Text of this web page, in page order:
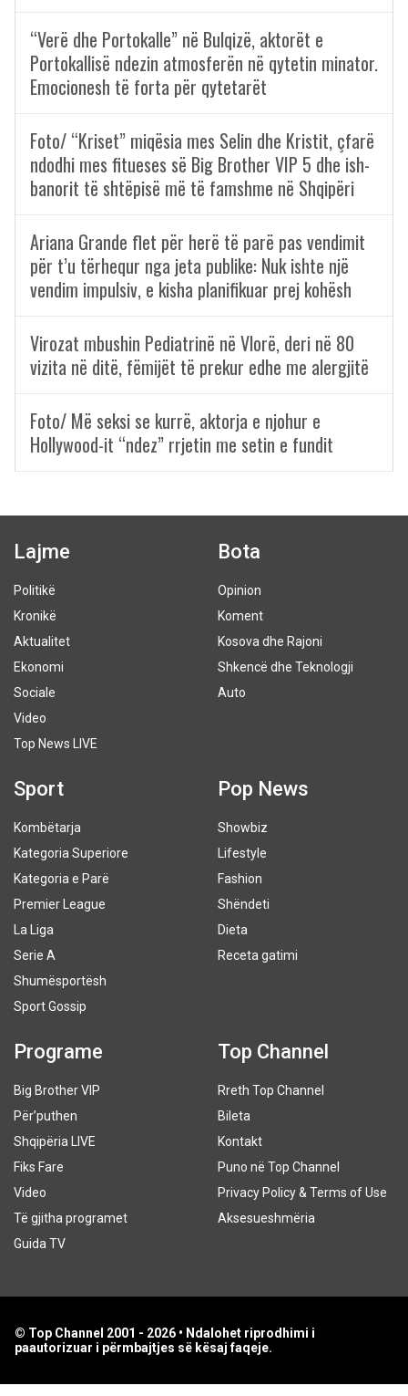
“Verë dhe Portokalle” në Bulqizë, aktorët e
Portokallisë ndezin atmosferën në qytetin minator.
Emocionesh të forta për qytetarët
Foto/ “Kriset” miqësia mes Selin dhe Kristit, çfarë
ndodhi mes fitueses së Big Brother VIP 5 dhe ish-
banorit të shtëpisë më të famshme në Shqipëri
Ariana Grande flet për herë të parë pas vendimit
për t’u tërhequr nga jeta publike: Nuk ishte një
vendim impulsiv, e kisha planifikuar prej kohësh
Virozat mbushin Pediatrinë në Vlorë, deri në 80
vizita në ditë, fëmijët të prekur edhe me alergjitë
Foto/ Më seksi se kurrë, aktorja e njohur e
Hollywood-it “ndez” rrjetin me setin e fundit
Lajme
Politikë
Kronikë
Aktualitet
Ekonomi
Sociale
Video
Top News LIVE
Bota
Opinion
Koment
Kosova dhe Rajoni
Shkencë dhe Teknologji
Auto
Sport
Kombëtarja
Kategoria Superiore
Kategoria e Parë
Premier League
La Liga
Serie A
Shumësportësh
Sport Gossip
Pop News
Showbiz
Lifestyle
Fashion
Shëndeti
Dieta
Receta gatimi
Programe
Big Brother VIP
Për’puthen
Shqipëria LIVE
Fiks Fare
Video
Të gjitha programet
Guida TV
Top Channel
Rreth Top Channel
Bileta
Kontakt
Puno në Top Channel
Privacy Policy & Terms of Use
Aksesueshmëria
© Top Channel 2001 - 2026 • Ndalohet riprodhimi i
paautorizuar i përmbajtjes së kësaj faqeje.